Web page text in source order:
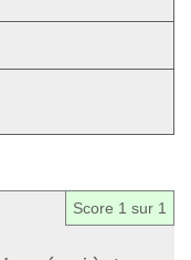
Score 1 sur 1